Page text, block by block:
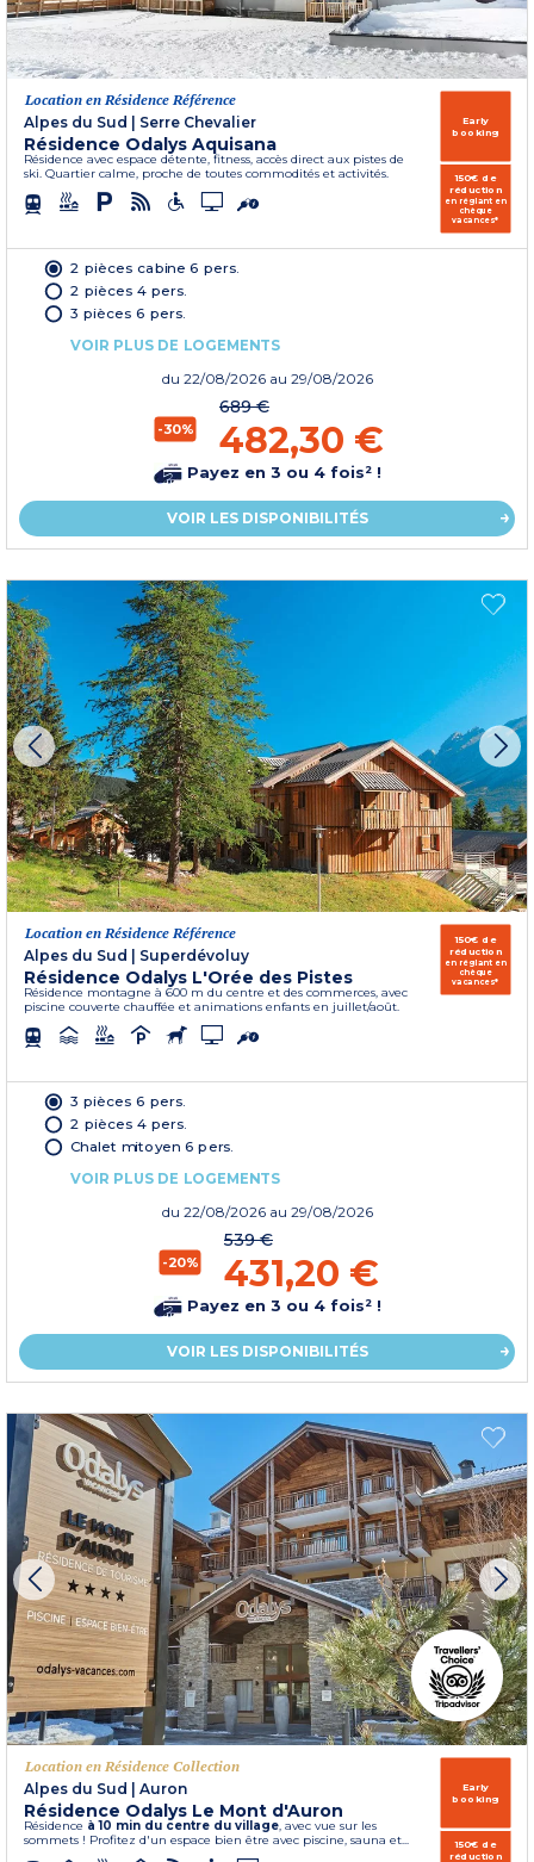
Location en Résidence Référence
Alpes du Sud
Serre Chevalier
Résidence Odalys Aquisana
Résidence avec espace détente, fitness, accès direct aux pistes de
ski. Quartier calme, proche de toutes commodités et activités.
Early
booking
150€ de
réduction
en réglant en
chèque
vacances*
2 pièces cabine 6 pers.
2 pièces 4 pers.
3 pièces 6 pers.
VOIR PLUS DE LOGEMENTS
du 22/08/2026 au 29/08/2026
-30%
689 €
482,30 €
Payez en 3 ou 4 fois² !
VOIR LES DISPONIBILITÉS
Location en Résidence Référence
Alpes du Sud
Superdévoluy
Résidence Odalys L'Orée des Pistes
Résidence montagne à 600 m du centre et des commerces, avec
piscine couverte chauffée et animations enfants en juillet/août.
150€ de
réduction
en réglant en
chèque
vacances*
3 pièces 6 pers.
2 pièces 4 pers.
Chalet mitoyen 6 pers.
VOIR PLUS DE LOGEMENTS
du 22/08/2026 au 29/08/2026
-20%
539 €
431,20 €
Payez en 3 ou 4 fois² !
VOIR LES DISPONIBILITÉS
Location en Résidence Collection
Alpes du Sud
Auron
Résidence Odalys Le Mont d'Auron
Résidence à 10 min du centre du village, avec vue sur les
sommets ! Profitez d'un espace bien être avec piscine, sauna et...
Early
booking
150€ de
réduction